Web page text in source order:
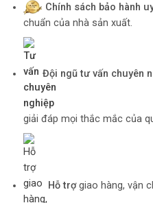
Chính sách bảo hành
chuẩn của nhà sản xuất.
Đội ngũ tư vấn chuyên
giải đáp mọi thắc mắc của
Hỗ trợgiao hàng, vận